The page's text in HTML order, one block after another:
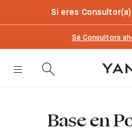
Si eres
Sé Consultora
Base en